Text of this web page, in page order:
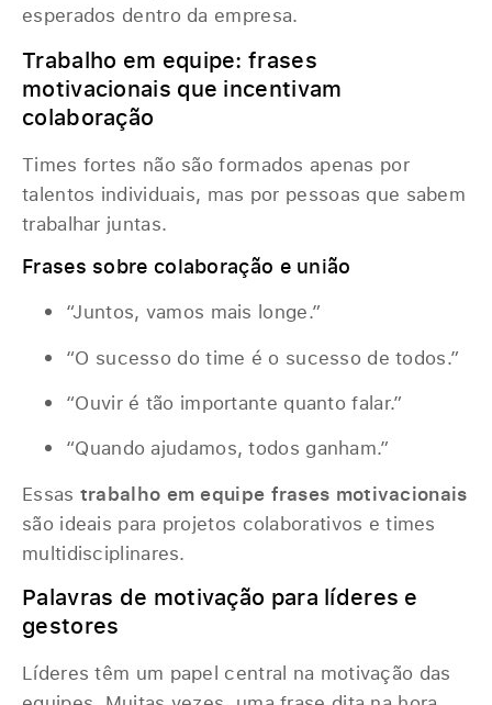
esperados dentro da empresa.
Trabalho em equipe: frases
motivacionais que incentivam
colaboração
Times fortes não são formados apenas por
talentos individuais, mas por pessoas que sabem
trabalhar juntas.
Frases sobre colaboração e união
“Juntos, vamos mais longe.”
“O sucesso do time é o sucesso de todos.”
“Ouvir é tão importante quanto falar.”
“Quando ajudamos, todos ganham.”
Essas trabalho em equipe frases motivacionais
são ideais para projetos colaborativos e times
multidisciplinares.
Palavras de motivação para líderes e
gestores
Líderes têm um papel central na motivação das